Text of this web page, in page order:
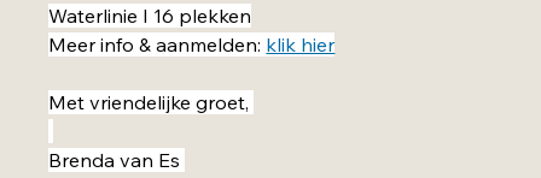
Waterlinie I 16 plekken
Meer info & aanmelden: klik hier
Met vriendelijke groet,
Brenda van Es